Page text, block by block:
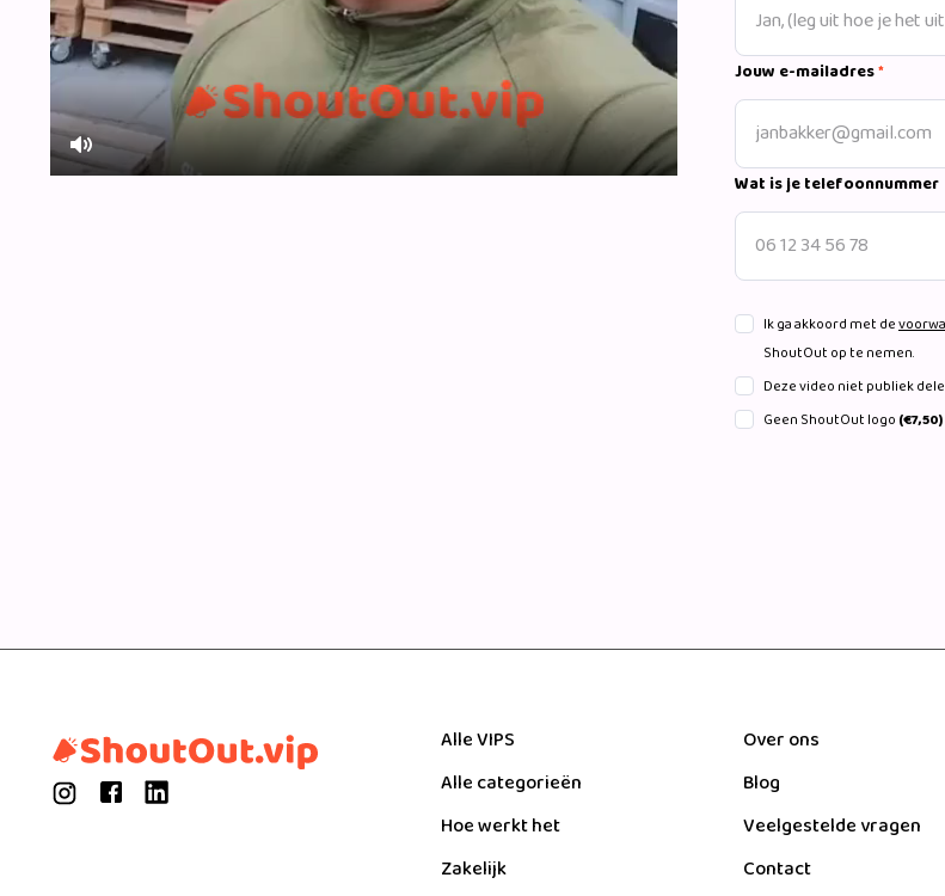
Mute
Jouw e-mailadres*
Wat is je telefoonnummer
Ik ga akkoord met de
ShoutOut op te nemen.
Deze video niet publiek
Geen ShoutOut logo (€7,50)
Alle VIPS
Alle categorieën
Hoe werkt het
Zakelijk
Over ons
Blog
Veelgestelde vragen
Contact